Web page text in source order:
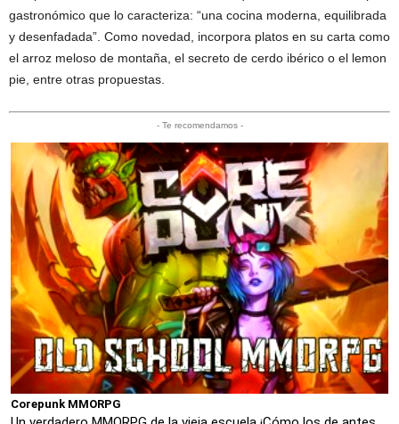
gastronómico que lo caracteriza: “una cocina moderna, equilibrada
y desenfadada”. Como novedad, incorpora platos en su carta como
el arroz meloso de montaña, el secreto de cerdo ibérico o el lemon
pie, entre otras propuestas.
- Te recomendamos -
Corepunk MMORPG